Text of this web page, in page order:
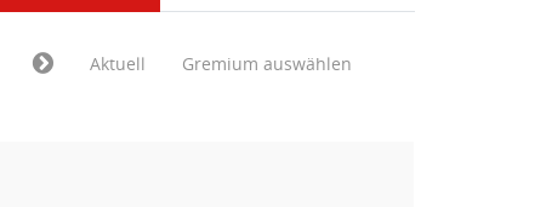
Aktuell Gremium auswählen